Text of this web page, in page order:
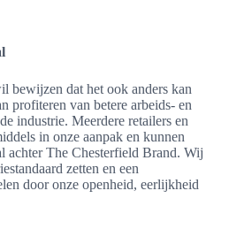
bewijzen dat het ook anders kan
profiteren van betere arbeids- en
industrie. Meerdere retailers en
in onze aanpak en kunnen
achter The Chesterfield Brand. Wij
zetten en een
door onze openheid, eerlijkheid